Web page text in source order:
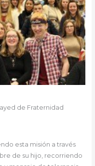
de Fraternidad
esta misión a través
de su hijo, recorriendo